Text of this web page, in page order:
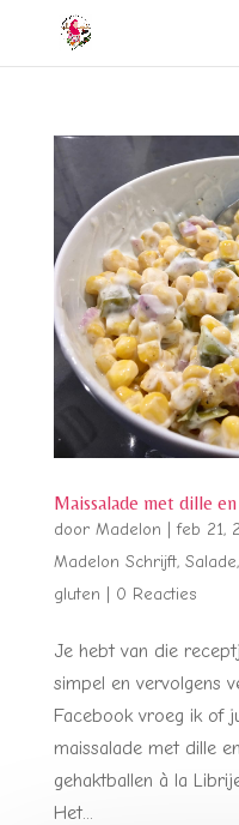
Maissalade met dille
door Madelon |feb 21,
Madelon Schrijft, Salade,
gluten
0 Reacties
Je hebt van die
simpel en vervolgens
Facebook vroeg ik of
maissalade met dille
gehaktballen à la
Het...